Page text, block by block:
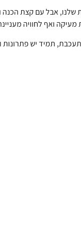
שלנו, אבל עם קצת
ואף לחוויה
תמיד יש